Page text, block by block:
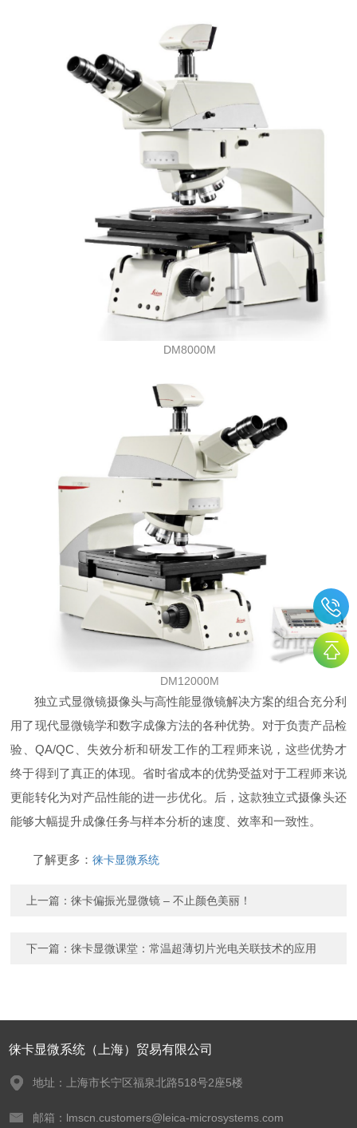
DM8000M
DM12000M
独立式显微镜摄像头与高性能显微镜解决方案的组合充分利
用了现代显微镜学和数字成像方法的各种优势。对于负责产品检
验、QA/QC、失效分析和研发工作的工程师来说，这些优势才
终于得到了真正的体现。省时省成本的优势受益对于工程师来说
更能转化为对产品性能的进一步优化。后，这款独立式摄像头还
能够大幅提升成像任务与样本分析的速度、效率和一致性。
了解更多：徕卡显微系统
上一篇：徕卡偏振光显微镜 – 不止颜色美丽！
下一篇：徕卡显微课堂：常温超薄切片光电关联技术的应用
徕卡显微系统（上海）贸易有限公司
地址：上海市长宁区福泉北路518号2座5楼
邮箱：lmscn.customers@leica-microsystems.com